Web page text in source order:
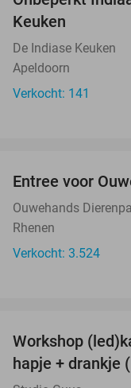
Keuken
De Indiase Keuken
Apeldoorn
Verkocht: 141
Entree voor
Ouwehands
Rhenen
Verkocht: 3.524
Workshop
hapje + drankje